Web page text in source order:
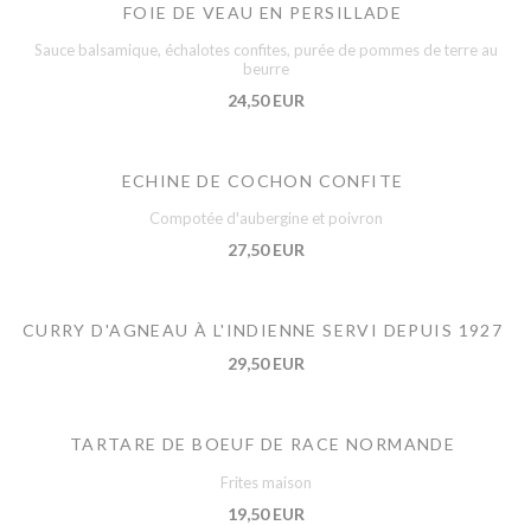
FOIE DE VEAU EN PERSILLADE
Sauce balsamique, échalotes confites, purée de pommes de terre au
beurre
24,50 EUR
ECHINE DE COCHON CONFITE
Compotée d'aubergine et poivron
27,50 EUR
CURRY D'AGNEAU À L'INDIENNE SERVI DEPUIS 1927
29,50 EUR
TARTARE DE BOEUF DE RACE NORMANDE
Frites maison
19,50 EUR